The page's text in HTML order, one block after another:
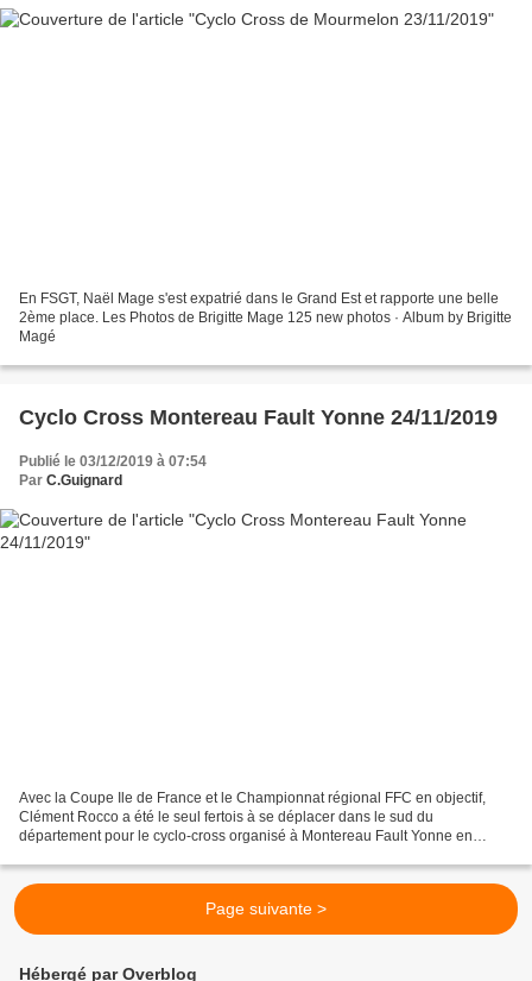
En FSGT, Naël Mage s'est expatrié dans le Grand Est et rapporte une belle
2ème place. Les Photos de Brigitte Mage 125 new photos · Album by Brigitte
Magé
Cyclo Cross Montereau Fault Yonne 24/11/2019
Publié le 03/12/2019 à 07:54
Par C.Guignard
Avec la Coupe Ile de France et le Championnat régional FFC en objectif,
Clément Rocco a été le seul fertois à se déplacer dans le sud du
département pour le cyclo-cross organisé à Montereau Fault Yonne en
Page suivante >
Hébergé par Overblog